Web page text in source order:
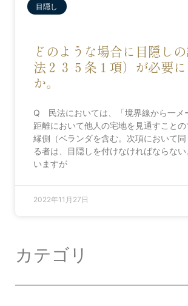
目隠し
どのような場合に目隠し
法２３５条１項）が必要
か。
Q 民法においては、「境界線から一メ
距離において他人の宅地を見通すこと
縁側（ベランダを含む。次項において
る者は、目隠しを付けなければならな
いますが
2022年11月27日
カテゴリ